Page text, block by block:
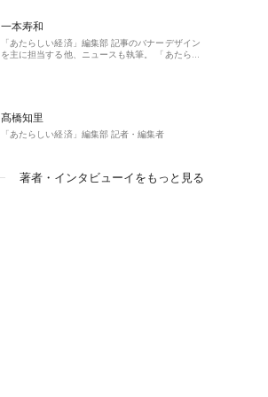
一本寿和
「あたらしい経済」編集部 記事のバナーデザイン
を主に担当する他、ニュースも執筆。 「あたら…
髙橋知里
「あたらしい経済」編集部 記者・編集者
著者・インタビューイをもっと見る